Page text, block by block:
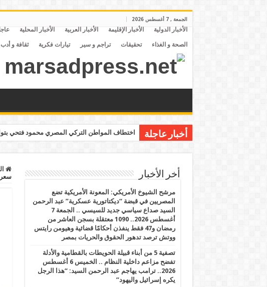
الجمعة , 7 أغسطس 2026
الأخبار الدولية الأخبار الإقليمة الأخبار العربية الأخبار المحلية
الصحة و الغذاء تحقيقات تراجم و سير تيارات فكرية ثقافة و أدب
أخبار عاجلة اختطاف المواطن التركي المصري محمود فتحي
سعر
أخر الأخبار
مرشح الشيوخ الأمريكي: المعونة الأمريكية تضع
المصريين في قبضة “ديكتاتورية عسكرية” عبد الرحمن
السيد صداع سياسي جديد للسيسي .. الجمعة 7
أغسطس 2026.. 1090 معتقلة بسجن العاشر من
رمضان و47 فقط ينفذن أحكامًا قضائية وهيومن رايتس
ووتش ترصد تدهور الحقوق والحريات بمصر
تصفية 5 من أبناء قبيلة الحويطات بالقطامية والأدلة
تفضح مزاعم داخلية النظام .. الخميس 6 أغسطس
2026.. ترامب يهاجم عبد الرحمن السيد: “هذا الرجل
يكره إسرائيل واليهود”